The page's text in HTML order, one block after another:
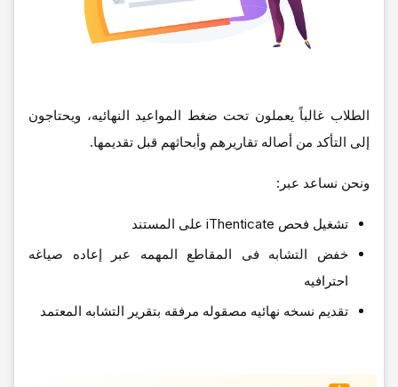
الطلاب غالباً یعملون تحت ضغط المواعید النهائیه، ویحتاجون
إلى التأکد من أصاله تقاریرهم وأبحاثهم قبل تقدیمها.
ونحن نساعد عبر:
تشغیل فحص iThenticate على المستند
خفض التشابه فی المقاطع المهمه عبر إعاده صیاغه
احترافیه
تقدیم نسخه نهائیه مصقوله مرفقه بتقریر التشابه المعتمد